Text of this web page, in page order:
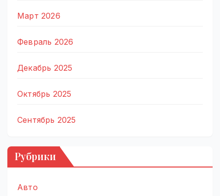
Март 2026
Февраль 2026
Декабрь 2025
Октябрь 2025
Сентябрь 2025
Рубрики
Авто